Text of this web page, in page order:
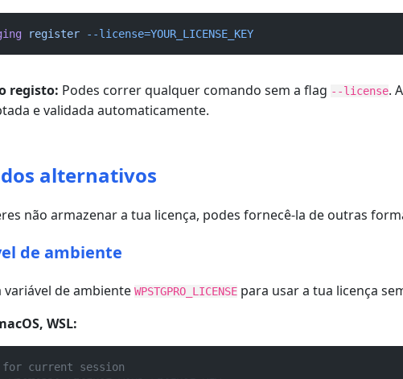
register --license=YOUR_LICENSE_KEY
registo: Podes correr qualquer comando sem a flag --license.
e validada automaticamente.
alternativos
não armazenar a tua licença, podes fornecê-la de outras
de ambiente
variável de ambienteWPSTGPRO_LICENSE para usar a tua licença
WSL:
current session